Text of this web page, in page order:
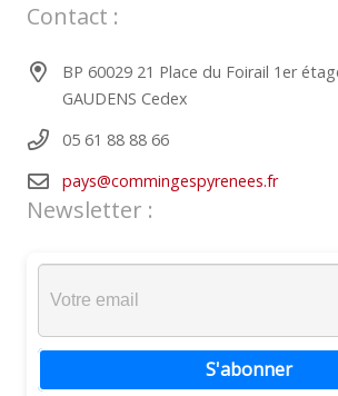
Contact :
BP 60029 21 Place du Foirail 1er
GAUDENS Cedex
05 61 88 88 66
pays@commingespyrenees.fr
Newsletter :
S'abonner